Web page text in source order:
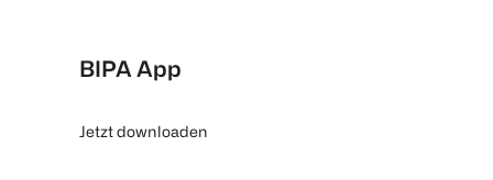
BIPA App
Jetzt downloaden